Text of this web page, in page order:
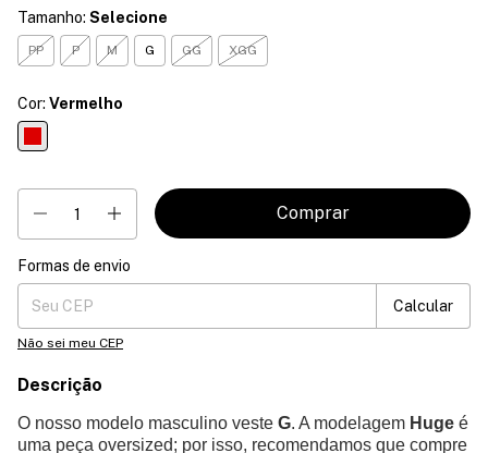
Tamanho: Selecione
PP P M G GG XGG
Cor: Vermelho
Entregas para o CEP:
Formas de envio
Calcular
Não sei meu CEP
Descrição
O nosso modelo masculino veste G. A modelagem Huge é
uma peça oversized; por isso, recomendamos que compre